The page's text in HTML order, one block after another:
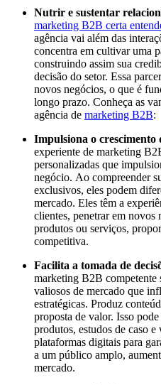
Nutrir e sustentar
marketing B2B certa
agência vai além das
concentra em cultivar uma
construindo assim sua
decisão do setor. Essa
novos negócios, o que é
longo prazo. Conheça as
agência de marketing B2B:
Impulsiona o crescimento
experiente de marketing
personalizadas que
negócio. Ao compreender
exclusivos, eles podem
mercado. Eles têm a
clientes, penetrar em novos
produtos ou serviços,
competitiva.
Facilita a tomada de
marketing B2B competente
valiosos de mercado que
estratégicas. Produz
proposta de valor. Isso
produtos, estudos de caso
plataformas digitais para
a um público amplo,
mercado.